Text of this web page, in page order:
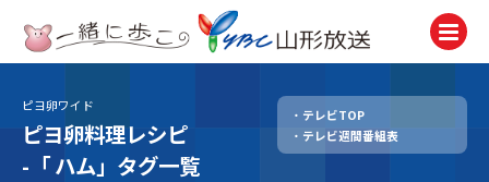
テレビ
TV
ピヨ卵ワイド
ピヨ卵料理レシピ
-「ハム」タグ一覧
テレビTOP
テレビ週間番組表